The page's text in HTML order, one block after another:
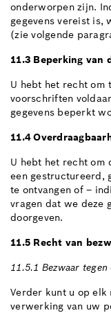
onderworpen zijn.
gegevens vereist
(zie volgende
11.3 Beperking van
U hebt het recht om
voorschriften
gegevens beperkt
11.4
U hebt het recht om
een gestructureerd,
te ontvangen of –
vragen dat we deze
doorgeven.
11.5 Recht van
11.5.1 Bezwaar
Verder kunt u op elk
verwerking van uw